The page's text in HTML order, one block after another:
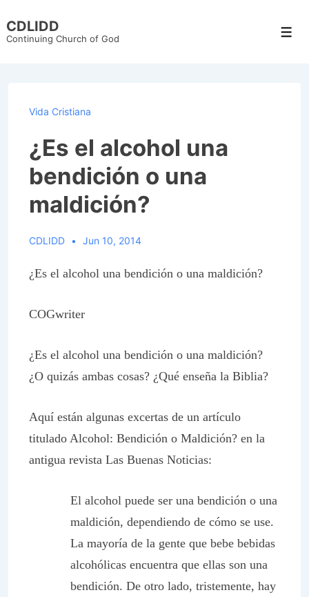
Skip
CDLIDD
Continuing Church of God
Vida Cristiana
¿Es el alcohol una
bendición o una
maldición?
CDLIDD Jun 10, 2014
¿Es el alcohol una bendición o una maldición?
COGwriter
¿Es el alcohol una bendición o una maldición?
¿O quizás ambas cosas? ¿Qué enseña la Biblia?
Aquí están algunas excertas de un artículo
titulado Alcohol: Bendición o Maldición? en la
antigua revista Las Buenas Noticias:
El alcohol puede ser una bendición o una
maldición, dependiendo de cómo se use.
La mayoría de la gente que bebe bebidas
alcohólicas encuentra que ellas son una
bendición. De otro lado, tristemente, hay